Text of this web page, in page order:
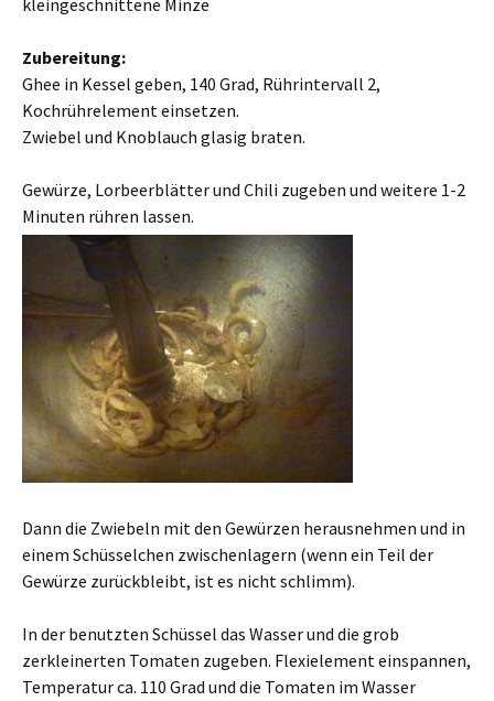
kleingeschnittene Minze
Zubereitung:
Ghee in Kessel geben, 140 Grad, Rührintervall 2,
Kochrührelement einsetzen.
Zwiebel und Knoblauch glasig braten.
Gewürze, Lorbeerblätter und Chili zugeben und weitere 1-2
Minuten rühren lassen.
Dann die Zwiebeln mit den Gewürzen herausnehmen und in
einem Schüsselchen zwischenlagern (wenn ein Teil der
Gewürze zurückbleibt, ist es nicht schlimm).
In der benutzten Schüssel das Wasser und die grob
zerkleinerten Tomaten zugeben. Flexielement einspannen,
Temperatur ca. 110 Grad und die Tomaten im Wasser